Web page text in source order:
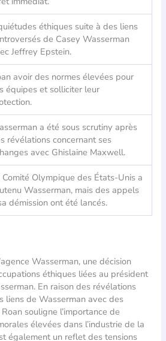
éthiques suite à des liens
de Casey Wasserman
Jeffrey Epstein.
avoir des normes élevées pour
équipes et solliciter leur
a été sous scrutiny après
révélations concernant ses
avec Ghislaine Maxwell.
Comité Olympique des États-Unis a
Wasserman, mais des appels
démission ont été lancés.
Wasserman, une décision
éthiques liées au président
En raison des révélations
liens de Wasserman avec des
souligne l’importance de
élevées dans l’industrie de la
également un reflet des tensions